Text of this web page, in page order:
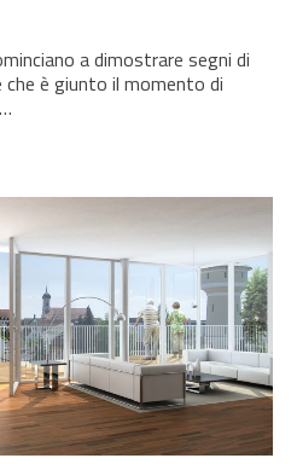
a dimostrare segni di
è giunto il momento di